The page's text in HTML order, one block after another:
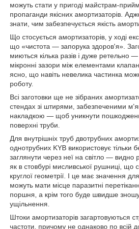
можуть стати у пригоді майстрам-
пропаганди якісних амортизаторів.
знати, чим забезпечується якість
Що стосується амортизаторів, у ході
що «чистота — запорука здоров'я».
миються кілька разів і дуже ретельно
мікронні зазори між елементами
ясно, що навіть невелика частинка
роботу.
Всі заготовки ще не зібраних
стендах зі штирями, забезпеченими
накладкою — щоб уникнути
поверхні труби.
Для внутрішніх труб двотрубних
однотрубних KYB використовує тільки
заглянути через неї на світло — видно
як в стовбурі мисливської рушниці, що
круглої геометрії. І це має значення
можуть мати місце паразитні
поршня, а крім того буде швидше
ущільнення.
Штоки амортизаторів загартовуються
частоти, причому не однаково по всій